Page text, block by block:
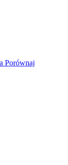
Porównaj